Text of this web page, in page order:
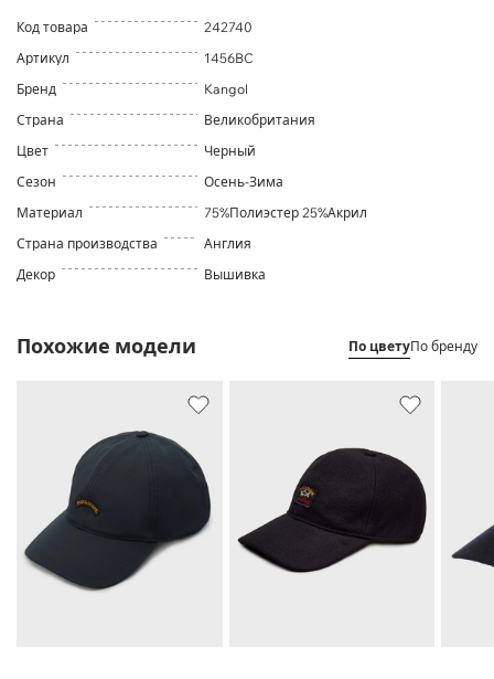
Код товара
242740
Артикул
1456BC
Бренд
Kangol
Страна
Великобритания
Цвет
Черный
Сезон
Осень-Зима
Материал
75%Полиэстер 25%Акрил
Страна производства
Англия
Декор
Вышивка
Похожие модели По цветуПо бренду